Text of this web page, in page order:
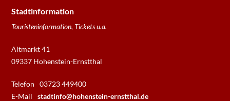
Stadtinformation
Touristeninformation, Tickets u.a.
Altmarkt 41
09337 Hohenstein-Ernstthal
Telefon
03723 449400
E-Mail
stadtinfo@hohenstein-ernstthal.de